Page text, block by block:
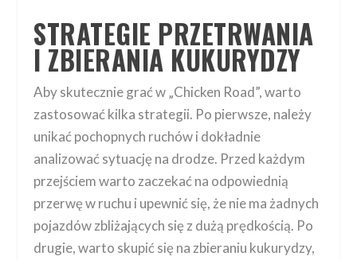
STRATEGIE PRZETRWANIA
I ZBIERANIA KUKURYDZY
Aby skutecznie grać w „Chicken Road”, warto
zastosować kilka strategii. Po pierwsze, należy
unikać pochopnych ruchów i dokładnie
analizować sytuację na drodze. Przed każdym
przejściem warto zaczekać na odpowiednią
przerwę w ruchu i upewnić się, że nie ma żadnych
pojazdów zbliżających się z dużą prędkością. Po
drugie, warto skupić się na zbieraniu kukurydzy,